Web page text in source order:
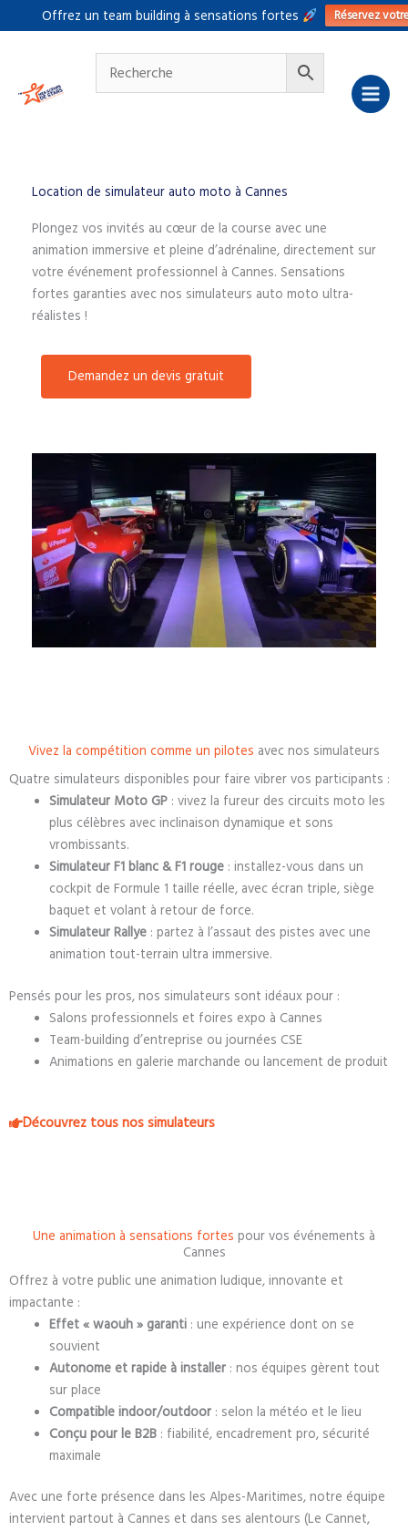
Offrez un team building à sensations fortes Réservez
au
Location de simulateur auto moto à Cannes
Plongez vos invités au cœur de la course avec une
animation immersive et pleine d’adrénaline, directement sur
votre événement professionnel à Cannes. Sensations
fortes garanties avec nos simulateurs auto moto ultra-
réalistes !
Demandez un devis gratuit
Vivez la compétition comme un pilotes avec nos simulateurs
Quatre simulateurs disponibles pour faire vibrer vos participants :
Simulateur Moto GP: vivez la fureur des circuits moto les
plus célèbres avec inclinaison dynamique et sons
vrombissants.
Simulateur F1 blanc & F1 rouge: installez-vous dans un
cockpit de Formule 1 taille réelle, avec écran triple, siège
baquet et volant à retour de force.
Simulateur Rallye: partez à l’assaut des pistes avec une
animation tout-terrain ultra immersive.
Pensés pour les pros, nos simulateurs sont idéaux pour :
Salons professionnels et foires expo à Cannes
Team-building d’entreprise ou journées CSE
Animations en galerie marchande ou lancement de produit
Découvrez tous nos simulateurs
Une animation à sensations fortes pour vos événements à
Cannes
Offrez à votre public une animation ludique, innovante et
impactante :
Effet « waouh » garanti: une expérience dont on se
souvient
Autonome et rapide à installer: nos équipes gèrent tout
sur place
Compatible indoor/outdoor: selon la météo et le lieu
Conçu pour le B2B: fiabilité, encadrement pro, sécurité
maximale
Avec une forte présence dans les Alpes-Maritimes, notre équipe
intervient partout à Cannes et dans ses alentours (Le Cannet,